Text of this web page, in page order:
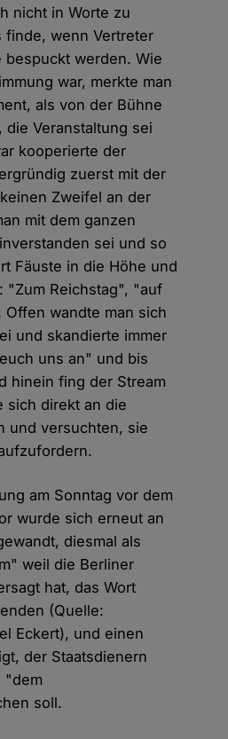
nicht in Worte zu
finde, wenn Vertreter
bespuckt werden. Wie
war, merkte man
als von der Bühne
Veranstaltung sei
kooperierte der
zuerst mit der
Zweifel an der
mit dem ganzen
sei und so
Fäuste in die Höhe und
"Zum Reichstag", "auf
Offen wandte man sich
und skandierte immer
uns an" und bis
hinein fing der Stream
sich direkt an die
und versuchten, sie
am Sonntag vor dem
wurde sich erneut an
diesmal als
weil die Berliner
hat, das Wort
(Quelle:
Eckert), und einen
der Staatsdienern
"dem
soll.